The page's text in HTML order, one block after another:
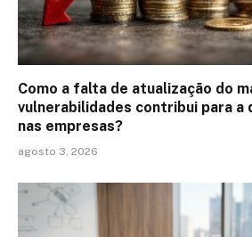
Como a falta de atualização do
vulnerabilidades contribui para a
nas empresas?
agosto 3, 2026